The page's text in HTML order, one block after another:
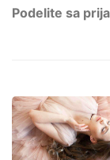
Podelite sa